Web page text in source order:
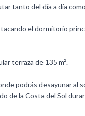
tanto del día a día
el dormitorio
terraza de 135 m².
podrás desayunar al
de la Costa del Sol